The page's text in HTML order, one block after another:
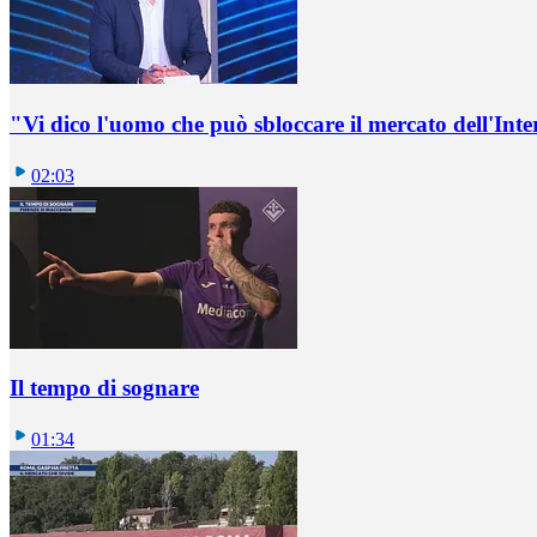
"Vi dico l'uomo che può sbloccare il mercato
02:03
Il tempo di sognare
01:34